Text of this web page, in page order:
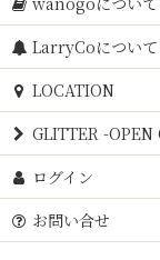
LarryCoについて
LOCATION
GLITTER -
ログイン
お問い合せ